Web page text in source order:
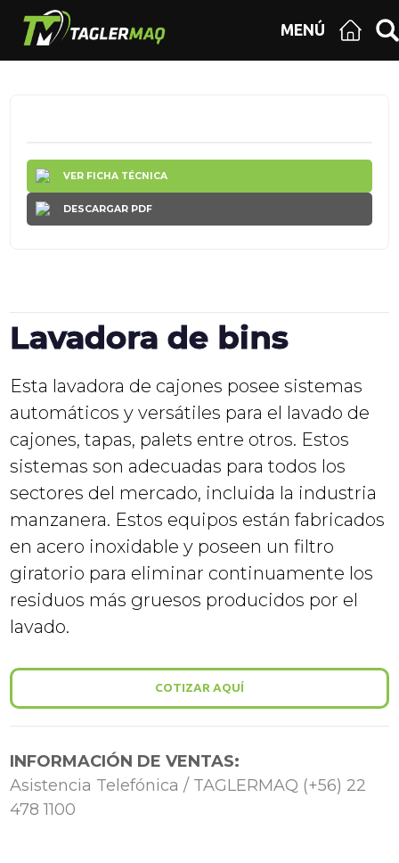
MENÚ
VER FICHA TÉCNICA
DESCARGAR PDF
Lavadora de bins
Esta lavadora de cajones posee sistemas
automáticos y versátiles para el lavado de
cajones, tapas, palets entre otros. Estos
sistemas son adecuadas para todos los
sectores del mercado, incluida la industria
manzanera. Estos equipos están fabricados
en acero inoxidable y poseen un filtro
giratorio para eliminar continuamente los
residuos más gruesos producidos por el
lavado.
COTIZAR AQUÍ
INFORMACIÓN DE VENTAS:
Asistencia Telefónica / TAGLERMAQ (+56) 22
478 1100